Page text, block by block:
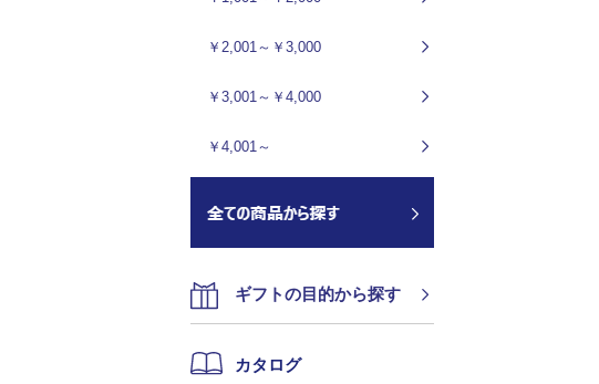
￥2,001～￥3,000
￥3,001～￥4,000
￥4,001～
ギフトの目的から探す
カタログ